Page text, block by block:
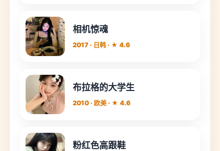
相机惊魂
2017 · 日韩 · ★ 4.6
布拉格的大学生
2010 · 欧美 · ★ 4.6
粉红色高跟鞋